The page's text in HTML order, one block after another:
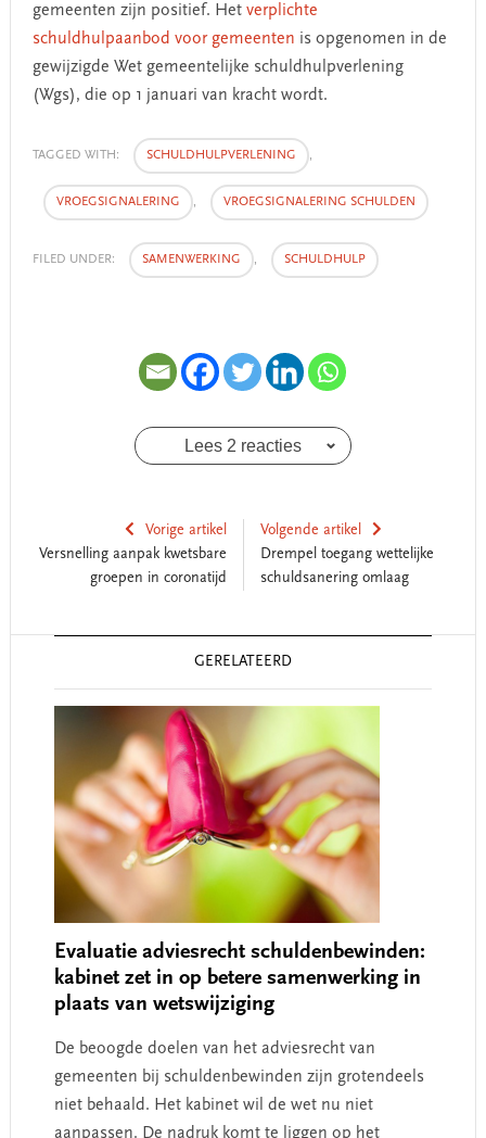
gemeenten zijn positief. Het verplichte
schuldhulpaanbod voor gemeenten is opgenomen in de
gewijzigde Wet gemeentelijke schuldhulpverlening
(Wgs), die op 1 januari van kracht wordt.
TAGGED WITH: SCHULDHULPVERLENING ,
VROEGSIGNALERING , VROEGSIGNALERING SCHULDEN
FILED UNDER: SAMENWERKING , SCHULDHULP
Lees 2 reacties
Vorige artikel
Versnelling aanpak kwetsbare
groepen in coronatijd
Volgende artikel
Drempel toegang wettelijke
schuldsanering omlaag
GERELATEERD
Evaluatie adviesrecht schuldenbewinden:
kabinet zet in op betere samenwerking in
plaats van wetswijziging
De beoogde doelen van het adviesrecht van
gemeenten bij schuldenbewinden zijn grotendeels
niet behaald. Het kabinet wil de wet nu niet
aanpassen. De nadruk komt te liggen op het